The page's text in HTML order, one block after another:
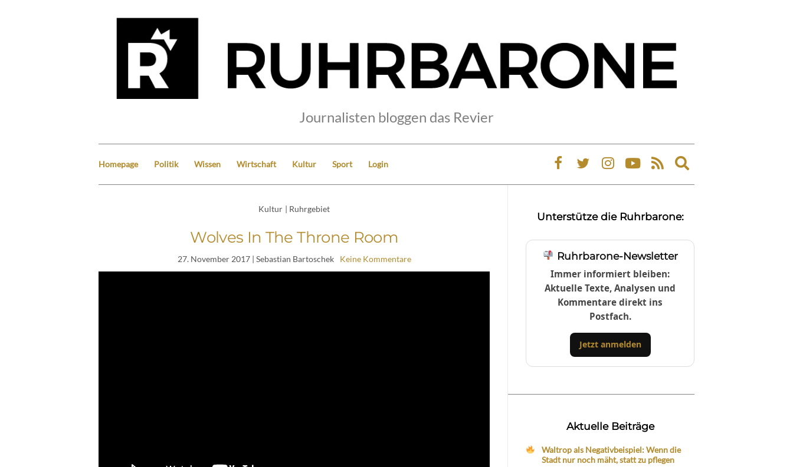
Journalisten bloggen das Revier
Homepage Politik Wissen Wirtschaft Kultur Sport Login
Expand
search
Kultur | Ruhrgebiet
Wolves In The Throne Room
27. November 2017| Sebastian Bartoschek Keine Kommentare
Unterstütze die Ruhrbarone:
Ruhrbarone-Newsletter
Immer informiert bleiben:
Aktuelle Texte, Analysen und
Kommentare direkt ins
Postfach.
Jetzt anmelden
Aktuelle Beiträge
Waltrop als Negativbeispiel: Wenn die
Stadt nur noch mäht, statt zu pflegen